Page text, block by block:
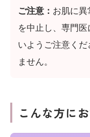
ご注意： お肌に異
を中止し、専門
いようご注意く
ません。
こんな方に